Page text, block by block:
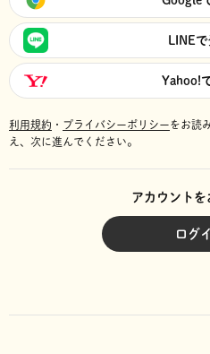
LINE
Yahoo!
利用規約 ・ プライバシーポリシーをお読
え、次に進んでください。
アカウントを
ログ